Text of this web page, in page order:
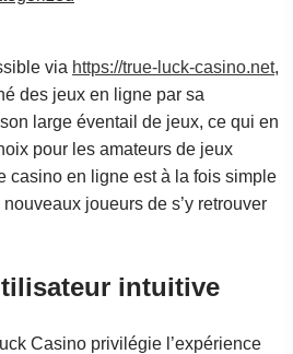
via https://true-luck-casino.net,
des jeux en ligne par sa
large éventail de jeux, ce qui en
pour les amateurs de jeux
casino en ligne est à la fois simple
joueurs de s’y retrouver
intuitive
Casino privilégie l’expérience